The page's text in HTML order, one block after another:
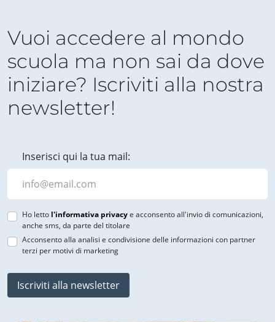
Vuoi accedere al mondo
scuola ma non sai da dove
iniziare? Iscriviti alla nostra
newsletter!
Inserisci qui la tua mail:
Ho letto l'informativa privacye acconsento all'invio di comunicazioni,
anche sms, da parte del titolare
Acconsento alla analisi e condivisione delle informazioni con partner
terzi per motivi di marketing
Iscriviti alla newsletter